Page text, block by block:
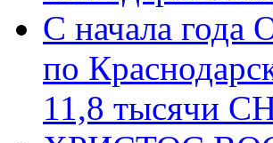
С начала года
по
11,8 тысячи